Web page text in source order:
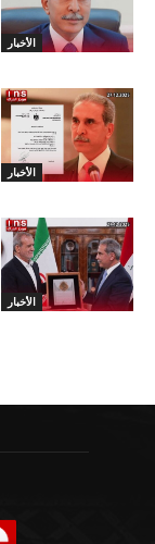
الأخبار
الأخبار
الأخبار